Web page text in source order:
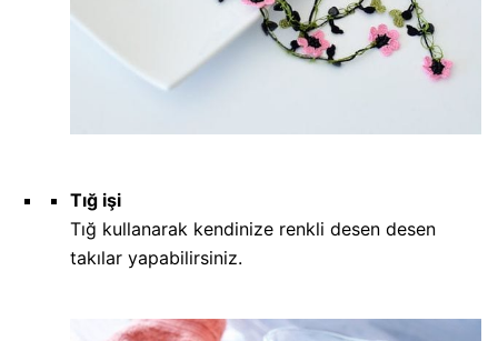
Tığ işi
Tığ kullanarak kendinize renkli desen desen
takılar yapabilirsiniz.